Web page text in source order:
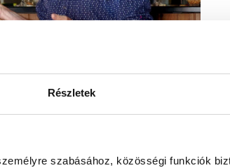
Részletek
szabásához, közösségi funkciók